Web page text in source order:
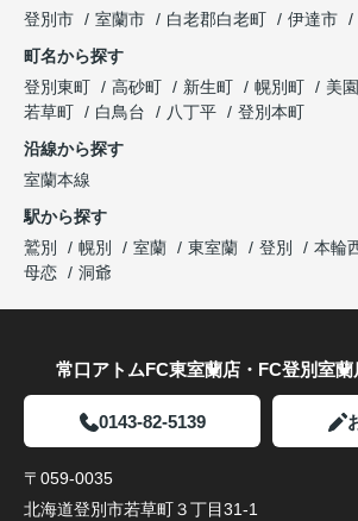
登別市
室蘭市 白老郡白老町 伊達市
町名から探す
登別東町
高砂町 新生町 幌別町 美
若草町
白鳥台 八丁平
登別本町
沿線から探す
室蘭本線
駅から探す
鷲別
幌別 室蘭 東室蘭 登別 本輪
母恋
洞爺
常口アトムFC東室蘭店・FC登別室
0143-82-5139
〒059-0035
北海道登別市若草町３丁目31-1